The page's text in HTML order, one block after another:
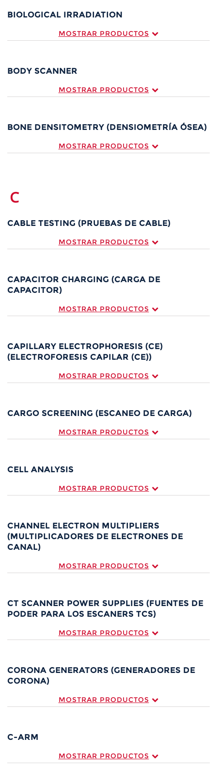
BIOLOGICAL IRRADIATION
MOSTRAR PRODUCTOS
BODY SCANNER
MOSTRAR PRODUCTOS
BONE DENSITOMETRY (DENSIOMETRÍA ÓSEA)
MOSTRAR PRODUCTOS
C
CABLE TESTING (PRUEBAS DE CABLE)
MOSTRAR PRODUCTOS
CAPACITOR CHARGING (CARGA DE
CAPACITOR)
MOSTRAR PRODUCTOS
CAPILLARY ELECTROPHORESIS (CE)
(ELECTROFORESIS CAPILAR (CE))
MOSTRAR PRODUCTOS
CARGO SCREENING (ESCANEO DE CARGA)
MOSTRAR PRODUCTOS
CELL ANALYSIS
MOSTRAR PRODUCTOS
CHANNEL ELECTRON MULTIPLIERS
(MULTIPLICADORES DE ELECTRONES DE
CANAL)
MOSTRAR PRODUCTOS
CT SCANNER POWER SUPPLIES (FUENTES DE
PODER PARA LOS ESCANERS TCS)
MOSTRAR PRODUCTOS
CORONA GENERATORS (GENERADORES DE
CORONA)
MOSTRAR PRODUCTOS
C-ARM
MOSTRAR PRODUCTOS